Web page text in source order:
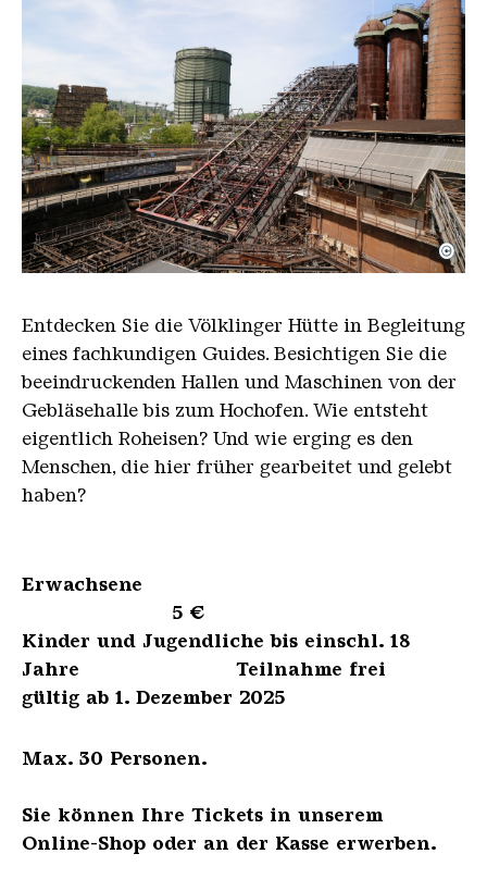
Der Erzschrägaufzug der Völklinger Hütte mit
Copyright: Weltkulturerbe Völklinger Hütte | Karl
©
Entdecken Sie die Völklinger Hütte in Begleitung
eines fachkundigen Guides. Besichtigen Sie die
beeindruckenden Hallen und Maschinen von der
Gebläsehalle bis zum Hochofen. Wie entsteht
eigentlich Roheisen? Und wie erging es den
Menschen, die hier früher gearbeitet und gelebt
haben?
Erwachsene
5 €
Kinder und Jugendliche bis einschl. 18
Jahre Teilnahme frei
gültig ab 1. Dezember 2025
Max. 30 Personen.
Sie können Ihre Tickets in unserem
Online-Shop oder an der Kasse erwerben.